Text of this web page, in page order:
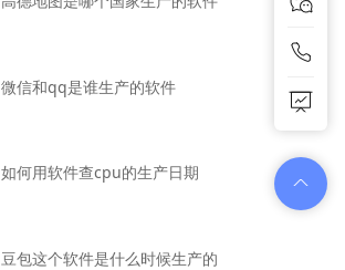
微信和qq是谁生产的软件
如何用软件查cpu的生产日期
豆包这个软件是什么时候生产的